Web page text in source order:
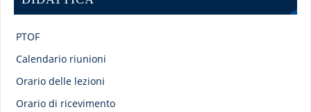
PTOF
Calendario riunioni
Orario delle lezioni
Orario di ricevimento